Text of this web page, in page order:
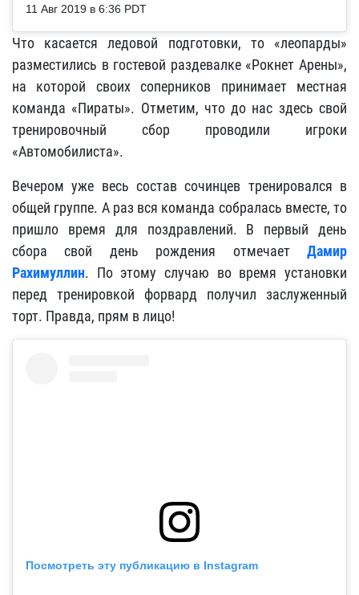
11 Авг 2019 в 6:36 PDT
Что касается ледовой подготовки, то «леопарды»
разместились в гостевой раздевалке «Рокнет Арены»,
на которой своих соперников принимает местная
команда «Пираты». Отметим, что до нас здесь свой
тренировочный сбор проводили игроки
«Автомобилиста».
Вечером уже весь состав сочинцев тренировался в
общей группе. А раз вся команда собралась вместе, то
пришло время для поздравлений. В первый день
сбора свой день рождения отмечает Дамир
Рахимуллин. По этому случаю во время установки
перед тренировкой форвард получил заслуженный
торт. Правда, прям в лицо!
Посмотреть эту публикацию в Instagram